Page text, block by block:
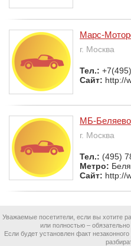
Марс-
г. Москва
Тел.:
Сайт: http://
МБ-Беляево
г. Москва
Тел.: (495)
Метро:
Сайт: http://
Уважаемые посетители, если вы хотите
или полностью –
Если будет установлен факт